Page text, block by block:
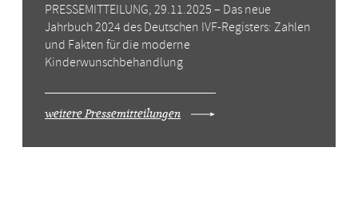
PRESSEMITTEILUNG, 29.11.2025 – Das neue
Jahrbuch 2024 des Deutschen IVF-Registers: Zahlen
und Fakten für die moderne
Kinderwunschbehandlung
weitere Pressemitteilungen